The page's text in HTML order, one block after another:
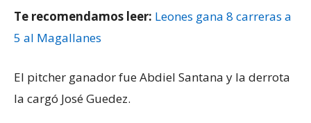
Te recomendamos leer: Leones gana 8 carreras a
5 al Magallanes
El pitcher ganador fue Abdiel Santana y la derrota
la cargó José Guedez.